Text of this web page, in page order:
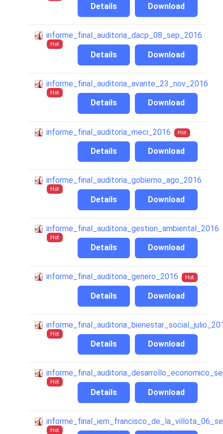
Download
Details
informe_final_auditoria_dacp_08_sep_2016
Hot
Download
Details
informe_final_auditoria_avante_23_nov_2016
Hot
Download
Details
informe_final_auditoria_meci_2016 Hot
Download
Details
informe_final_auditoria_gobierno_ago_2016
Hot
Download
Details
informe_final_auditoria_gestion_ambiental_2016
Hot
Download
Details
informe_final_auditoria_genero_2016 Hot
Download
Details
Hot
Download
Details
Hot
Download
Details
Hot